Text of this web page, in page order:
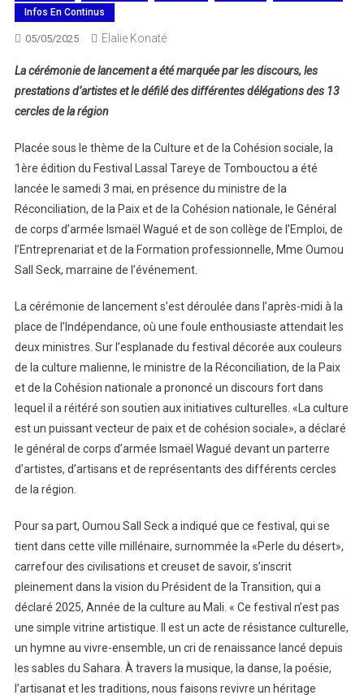
Infos En Continus
05/05/2025 Elalie Konaté
La cérémonie de lancement a été marquée par les discours, les
prestations d’artistes et le défilé des différentes délégations des 13
cercles de la région
Placée sous le thème de la Culture et de la Cohésion sociale, la
1ère édition du Festival Lassal Tareye de Tombouctou a été
lancée le samedi 3 mai, en présence du ministre de la
Réconciliation, de la Paix et de la Cohésion nationale, le Général
de corps d’armée Ismaël Wagué et de son collège de l’Emploi, de
l’Entreprenariat et de la Formation professionnelle, Mme Oumou
Sall Seck, marraine de l’événement.
La cérémonie de lancement s’est déroulée dans l’après-midi à la
place de l’Indépendance, où une foule enthousiaste attendait les
deux ministres. Sur l’esplanade du festival décorée aux couleurs
de la culture malienne, le ministre de la Réconciliation, de la Paix
et de la Cohésion nationale a prononcé un discours fort dans
lequel il a réitéré son soutien aux initiatives culturelles. «La culture
est un puissant vecteur de paix et de cohésion sociale», a déclaré
le général de corps d’armée Ismaël Wagué devant un parterre
d’artistes, d’artisans et de représentants des différents cercles
de la région.
Pour sa part, Oumou Sall Seck a indiqué que ce festival, qui se
tient dans cette ville millénaire, surnommée la «Perle du désert»,
carrefour des civilisations et creuset de savoir, s’inscrit
pleinement dans la vision du Président de la Transition, qui a
déclaré 2025, Année de la culture au Mali. « Ce festival n’est pas
une simple vitrine artistique. Il est un acte de résistance culturelle,
un hymne au vivre-ensemble, un cri de renaissance lancé depuis
les sables du Sahara. À travers la musique, la danse, la poésie,
l’artisanat et les traditions, nous faisons revivre un héritage